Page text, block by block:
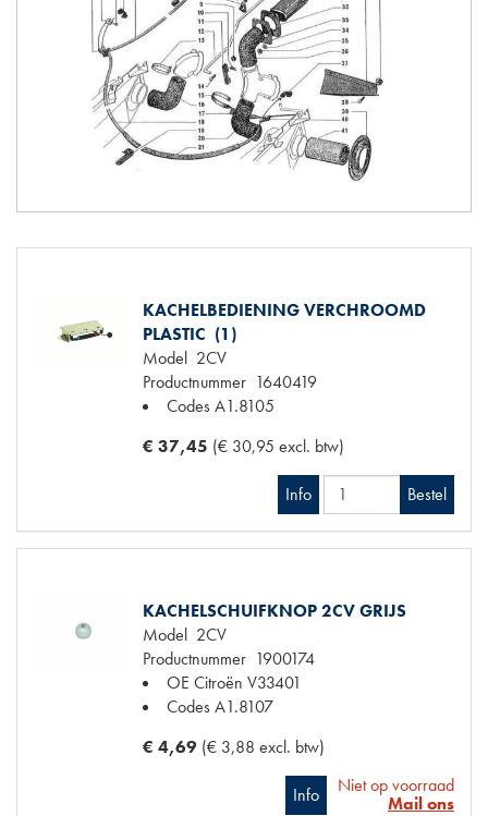
KACHELBEDIENING VERCHROOMD
PLASTIC (1)
Model 2CV
Productnummer 1640419
CodesA1.8105
€ 37,45 (€ 30,95 excl. btw)
Info Bestel
KACHELSCHUIFKNOP 2CV GRIJS
Model 2CV
Productnummer 1900174
OE Citroën V33401
CodesA1.8107
€ 4,69 (€ 3,88 excl. btw)
Info
Niet op voorraad
Mail ons